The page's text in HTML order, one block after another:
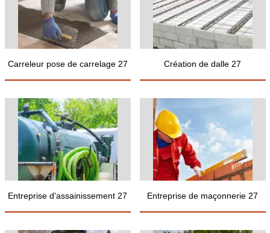
Carreleur pose de carrelage 27 Création de dalle 27
Entreprise d'assainissement 27 Entreprise de maçonnerie 27